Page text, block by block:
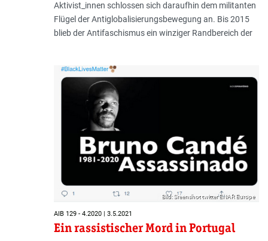
Aktivist_innen schlossen sich daraufhin dem militanten
Flügel der Antiglobalisierungsbewegung an. Bis 2015
blieb der Antifaschismus ein winziger Randbereich der
Bild: Sreenshot twitter ENAR Europe
AIB 129 - 4.2020 | 3.5.2021
Ein rassistischer Mord in Portugal